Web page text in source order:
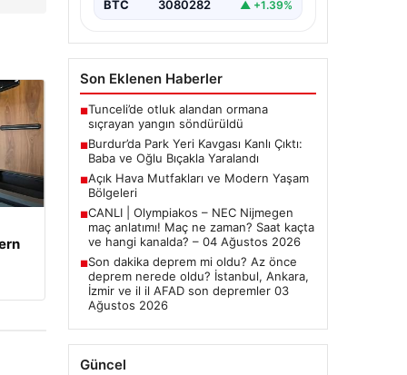
BTC 3080282 ▲ +1.39%
Son Eklenen Haberler
■Tunceli’de otluk alandan ormana
sıçrayan yangın söndürüldü
■Burdur’da Park Yeri Kavgası Kanlı Çıktı:
Baba ve Oğlu Bıçakla Yaralandı
■Açık Hava Mutfakları ve Modern Yaşam
Bölgeleri
■CANLI | Olympiakos – NEC Nijmegen
maç anlatımı! Maç ne zaman? Saat kaçta
ve hangi kanalda? – 04 Ağustos 2026
■Son dakika deprem mi oldu? Az önce
deprem nerede oldu? İstanbul, Ankara,
İzmir ve il il AFAD son depremler 03
Ağustos 2026
Güncel